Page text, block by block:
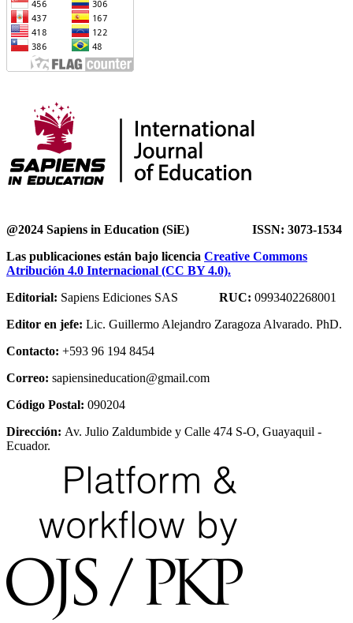
@2024 Sapiens in Education (SiE) ISSN: 3073-1534
Las publicaciones están bajo licencia Creative Commons
Atribución 4.0 Internacional (CC BY 4.0).
Editorial: Sapiens Ediciones SAS RUC: 0993402268001
Editor en jefe: Lic. Guillermo Alejandro Zaragoza Alvarado. PhD.
Contacto: +593 96 194 8454
Correo: sapiensineducation@gmail.com
Código Postal: 090204
Dirección: Av. Julio Zaldumbide y Calle 474 S-O, Guayaquil -
Ecuador.